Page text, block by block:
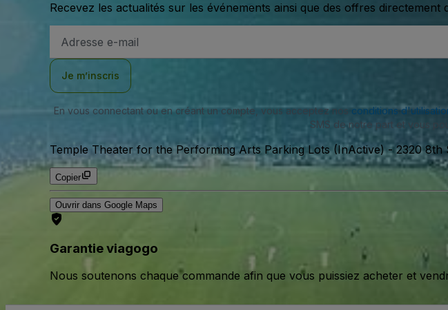
Recevez les actualités sur les événements ainsi que des offres
e-
Je m’inscris
En vous connectant ou en créant un compte, vous acceptez nosconditions
SMS de notre part et vous
Temple Theater for the Performing Arts Parking Lots (InActive)-2320 8th
Copier
Ouvrir dans Google Maps
Garantie viagogo
Nous soutenons chaque commande afin que vous puissiez acheter et